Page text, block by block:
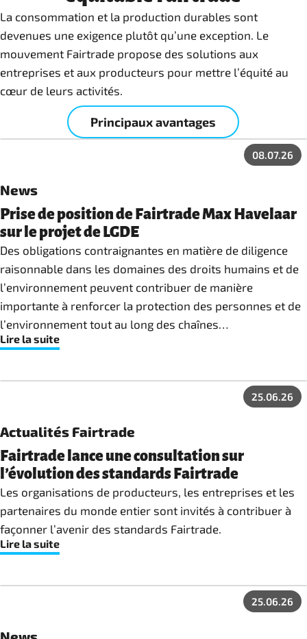
La consommation et la production durables sont
devenues une exigence plutôt qu’une exception. Le
mouvement Fairtrade propose des solutions aux
entreprises et aux producteurs pour mettre l’équité au
cœur de leurs activités.
Principaux avantages
08.07.26
News
Prise de position de Fairtrade Max Havelaar
sur le projet de LGDE
Des obligations contraignantes en matière de diligence
raisonnable dans les domaines des droits humains et de
l’environnement peuvent contribuer de manière
importante à renforcer la protection des personnes et de
l’environnement tout au long des chaînes
d’approvisionnement. Du point de vue de Fairtrade Max
ancrent efficacement des prix équitables, une
responsabilité partagée et la lutte contre les causes
Lire la suite
25.06.26
Actualités Fairtrade
Fairtrade lance une consultation sur
l’évolution des standards Fairtrade
Les organisations de producteurs, les entreprises et les
partenaires du monde entier sont invités à contribuer à
façonner l’avenir des standards Fairtrade.
Lire la suite
25.06.26